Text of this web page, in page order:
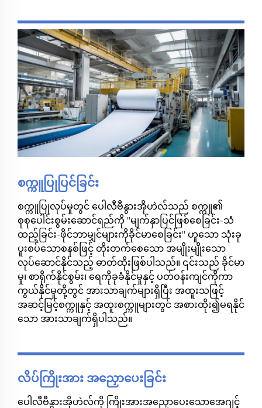
စက္ကူပြုပြင်ခြင်း
စက္ကူပြုလုပ်မှုတွင် ပေါလီဗီနွားအိုဟဲလ်သည် စက္ကူ၏
စုစုပေါင်းစွမ်းဆောင်ရည်ကို "မျက်နှာပြင်ဖြစ်စေခြင်း-သံ
ထည့်ခြင်း-ဖိုင်ဘာမျှင်များကိုခိုင်မာစေခြင်း" ဟူသော သုံးခု
ပူးစပ်သောစနစ်ဖြင့် တိုးတက်စေသော အမျိုးမျိုးသော
လုပ်ဆောင်နိုင်သည့် ဓာတ်ထိုးဖြစ်ပါသည်။ ၎င်းသည် ခိုင်မာ
မှု၊ စာရိုက်နိုင်စွမ်း၊ ရေကိုခုခံနိုင်မှုနှင့် ပတ်ဝန်းကျင်ကိုကာ
ကွယ်နိုင်မှုတို့တွင် အားသာချက်များရှိပြီး အထူးသဖြင့်
အဆင့်မြင့်စက္ကူနှင့် အထူးစက္ကူများတွင် အစားထိုး၍မရနိုင်
သော အားသာချက်ရှိပါသည်။
လိပ်ကြိုးအား အညှောပေးခြင်း
ပေါလီဗီနွားအိုဟဲလ်ကို ကြိုးအားအညှောပေးသောအေဂျင့်